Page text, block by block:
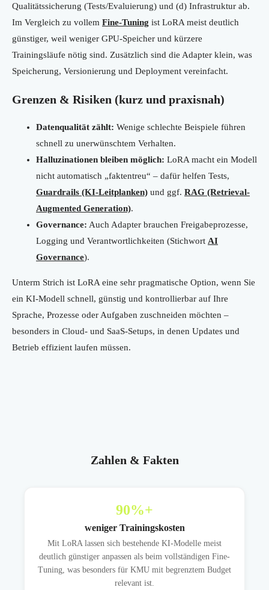
Qualitätssicherung (Tests/Evaluierung) und (d) Infrastruktur ab.
Im Vergleich zu vollem Fine-Tuning ist LoRA meist deutlich
günstiger, weil weniger GPU-Speicher und kürzere
Trainingsläufe nötig sind. Zusätzlich sind die Adapter klein, was
Speicherung, Versionierung und Deployment vereinfacht.
Grenzen & Risiken (kurz und praxisnah)
Datenqualität zählt: Wenige schlechte Beispiele führen
schnell zu unerwünschtem Verhalten.
Halluzinationen bleiben möglich: LoRA macht ein Modell
nicht automatisch „faktentreu“ – dafür helfen Tests,
Guardrails (KI-Leitplanken) und ggf. RAG (Retrieval-
Augmented Generation).
Governance: Auch Adapter brauchen Freigabeprozesse,
Logging und Verantwortlichkeiten (Stichwort AI
Governance).
Unterm Strich ist LoRA eine sehr pragmatische Option, wenn Sie
ein KI-Modell schnell, günstig und kontrollierbar auf Ihre
Sprache, Prozesse oder Aufgaben zuschneiden möchten –
besonders in Cloud- und SaaS-Setups, in denen Updates und
Betrieb effizient laufen müssen.
Zahlen & Fakten
90%+
weniger Trainingskosten
Mit LoRA lassen sich bestehende KI-Modelle meist
deutlich günstiger anpassen als beim vollständigen Fine-
Tuning, was besonders für KMU mit begrenztem Budget
relevant ist.